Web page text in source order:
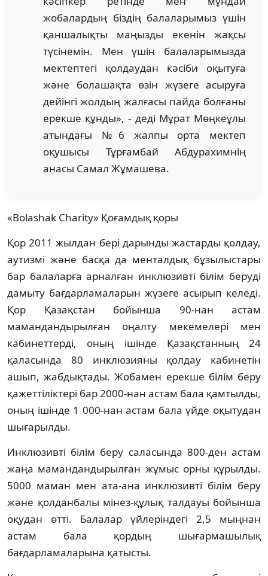
жобалардың біздің балаларымыз үшін
қаншалықты маңызды екенін жақсы
түсінемін. Мен үшін балаларымызда
мектептегі қолдаудан кәсіби оқытуға
және болашақта өзін жүзеге асыруға
дейінгі жолдың жалғасы пайда болғаны
ерекше құнды», - деді Мұрат Мөңкеұлы
атындағы №6 жалпы орта мектеп
оқушысы Тұрғамбай Абдурахимнің
анасы Самал Жұмашева.
«Bolashak Charity» Қоғамдық қоры
Қор 2011 жылдан бері дарынды жастарды қолдау,
аутизмі және басқа да менталдық бұзылыстары
бар балаларға арналған инклюзивті білім беруді
дамыту бағдарламаларын жүзеге асырып келеді.
Қор Қазақстан бойынша 90-нан астам
мамандандырылған оңалту мекемелері мен
кабинеттерді, оның ішінде Қазақстанның 24
қаласында 80 инклюзияны қолдау кабинетін
ашып, жабдықтады. Жобамен ерекше білім беру
қажеттіліктері бар 2000-нан астам бала қамтылды,
оның ішінде 1 000-нан астам бала үйде оқытудан
шығарылды.
Инклюзивті білім беру саласында 800-ден астам
жаңа мамандандырылған жұмыс орны құрылды.
5000 маман мен ата-ана инклюзивті білім беру
және қолданбалы мінез-құлық талдауы бойынша
оқудан өтті. Балалар үйлеріндегі 2,5 мыңнан
астам бала қордың шығармашылық
бағдарламаларына қатысты.